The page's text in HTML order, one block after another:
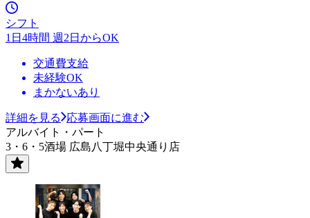
シフト
1日4時間 週2日からOK
交通費支給
未経験OK
まかないあり
詳細を見る
応募画面に進む
アルバイト・パート
3・6・5酒場 広島八丁堀中央通り店